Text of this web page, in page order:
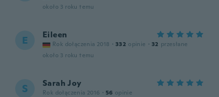
około 3 roku temu
E Eileen
Rok dołączenia 2018 · 332 opinie · 32 przesłane
około 3 roku temu
S Sarah Joy
Rok dołączenia 2016 · 56 opinie